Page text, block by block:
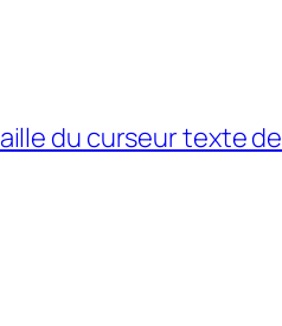
du curseur texte